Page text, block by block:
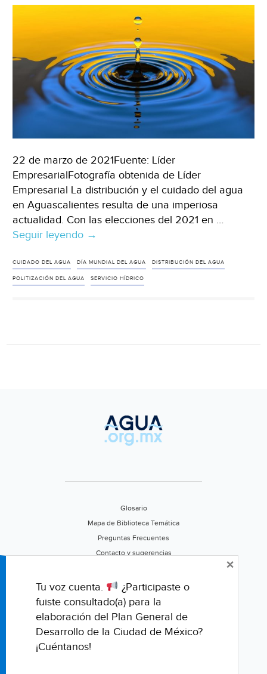
22 de marzo de 2021Fuente: Líder
EmpresarialFotografía obtenida de Líder
Empresarial La distribución y el cuidado del agua
en Aguascalientes resulta de una imperiosa
actualidad. Con las elecciones del 2021 en …
Seguir leyendo Ags:
Día
Mundial
elecciones
2021
→
CUIDADO DEL AGUA DÍA MUNDIAL DEL AGUA DISTRIBUCIÓN DEL AGUA
POLITIZACIÓN DEL AGUA SERVICIO HÍDRICO
Glosario
Mapa de Biblioteca Temática
Preguntas Frecuentes
Contacto y sugerencias
Califica este portal
Tu voz cuenta.
¿Participaste o
fuiste consultado(a) para la
elaboración del Plan General de
Desarrollo de la Ciudad de México?
¡Cuéntanos!
×